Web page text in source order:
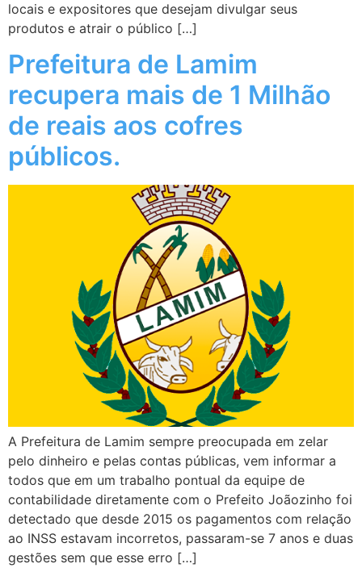
locais e expositores que desejam divulgar seus
produtos e atrair o público […]
Prefeitura de Lamim
recupera mais de 1 Milhão
de reais aos cofres
públicos.
A Prefeitura de Lamim sempre preocupada em zelar
pelo dinheiro e pelas contas públicas, vem informar a
todos que em um trabalho pontual da equipe de
contabilidade diretamente com o Prefeito Joãozinho foi
detectado que desde 2015 os pagamentos com relação
ao INSS estavam incorretos, passaram-se 7 anos e duas
gestões sem que esse erro […]